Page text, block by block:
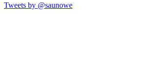
Tweets by @saunowe